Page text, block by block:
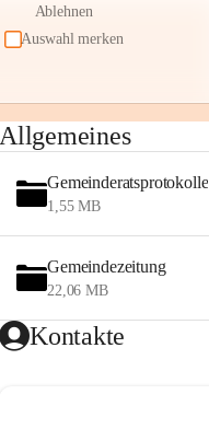
Ablehnen
Auswahl merken
Allgemeines
Gemeinderatsprotokolle
1,55 MB
Gemeindezeitung
22,06 MB
Kontakte